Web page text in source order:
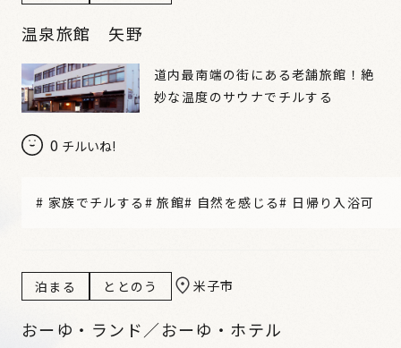
温泉旅館 矢野
0 チルいね!
道内最南端の街にある老舗旅館！絶
妙な温度のサウナでチルする
# 家族でチルする #旅館# 自然を感じる# 日帰り入浴可
泊まる ととのう 米子市
おーゆ・ランド／おーゆ・ホテル